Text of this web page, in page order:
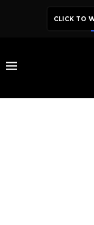
CLICK TO